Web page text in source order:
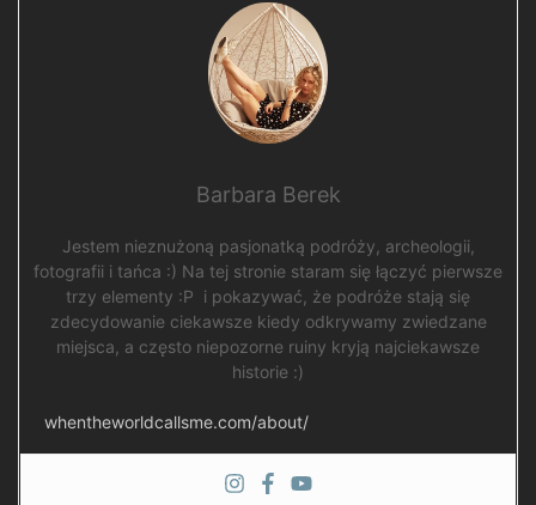
Barbara Berek
Jestem nieznużoną pasjonatką podróży, archeologii,
fotografii i tańca :) Na tej stronie staram się łączyć pierwsze
trzy elementy :P i pokazywać, że podróże stają się
zdecydowanie ciekawsze kiedy odkrywamy zwiedzane
miejsca, a często niepozorne ruiny kryją najciekawsze
historie :)
whentheworldcallsme.com/about/